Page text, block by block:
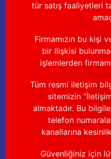
tür satış faaliyetleri
Firmamızın bu kişi
bir ilişkisi
işlemlerden
Tüm resmi iletişim
sitemizin
almaktadır. Bu
telefon
kanallarına
Güvenliğiniz için